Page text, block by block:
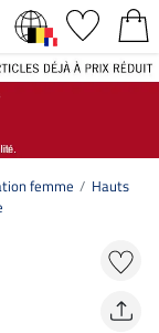
femme
Hauts